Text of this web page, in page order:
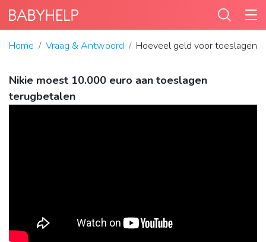
Home Vraag & Antwoord Hoeveel geld voor toeslagen?
Nikie moest 10.000 euro aan toeslagen
terugbetalen